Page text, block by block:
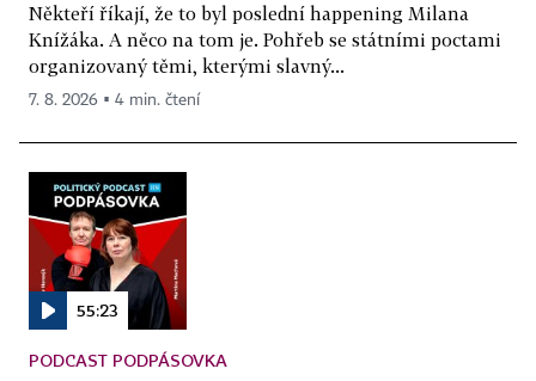
Někteří říkají, že to byl poslední happening Milana
Knížáka. A něco na tom je. Pohřeb se státními poctami
organizovaný těmi, kterými slavný...
7. 8. 2026 ▪ 4 min. čtení
55:23
PODCAST PODPÁSOVKA